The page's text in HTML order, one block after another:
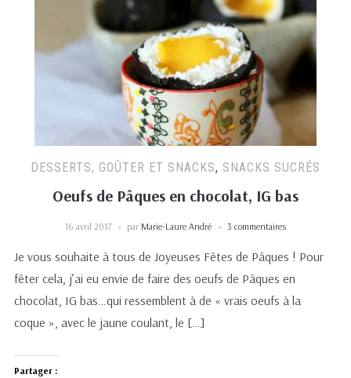
DESSERTS, GOÛTER ET SNACKS, SNACKS SUCRÉS
Oeufs de Pâques en chocolat, IG bas
16 avril 2017 par Marie-Laure André 3 commentaires
Je vous souhaite à tous de Joyeuses Fêtes de Pâques ! Pour
fêter cela, j’ai eu envie de faire des oeufs de Pâques en
chocolat, IG bas…qui ressemblent à de « vrais oeufs à la
coque », avec le jaune coulant, le […]
Partager :